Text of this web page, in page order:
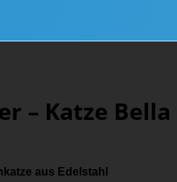
– Katze Bella
aus Edelstahl